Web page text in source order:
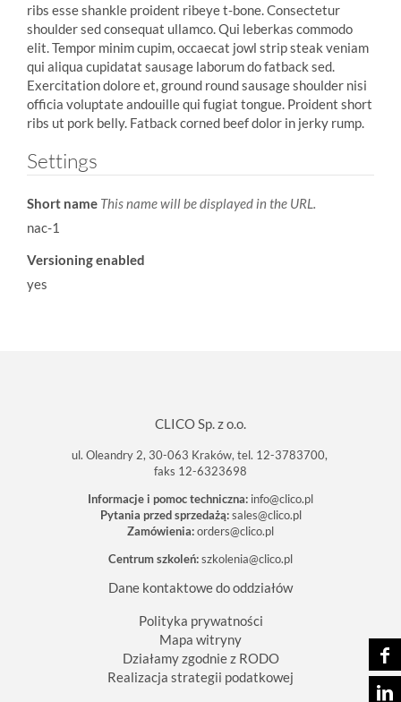
ribs esse shankle proident ribeye t-bone. Consectetur
shoulder sed consequat ullamco. Qui leberkas commodo
elit. Tempor minim cupim, occaecat jowl strip steak veniam
qui aliqua cupidatat sausage laborum do fatback sed.
Exercitation dolore et, ground round sausage shoulder nisi
officia voluptate andouille qui fugiat tongue. Proident short
ribs ut pork belly. Fatback corned beef dolor in jerky rump.
Settings
Short name This name will be displayed in the URL.
nac-1
Versioning enabled
yes
CLICO Sp. z o.o.
ul. Oleandry 2, 30-063 Kraków, tel. 12-3783700,
faks 12-6323698
Informacje i pomoc techniczna: info@clico.pl
Pytania przed sprzedażą: sales@clico.pl
Zamówienia:orders@clico.pl
Centrum szkoleń:szkolenia@clico.pl
Dane kontaktowe do oddziałów
Polityka prywatności
Mapa witryny
Działamy zgodnie z RODO
Realizacja strategii podatkowej